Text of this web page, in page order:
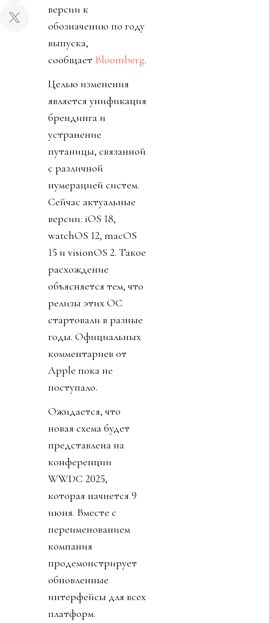
версии к
обозначению по году
выпуска,
сообщает Bloomberg.
Целью изменения
является унификация
брендинга и
устранение
путаницы, связанной
с различной
нумерацией систем.
Сейчас актуальные
версии: iOS 18,
watchOS 12, macOS
15 и visionOS 2. Такое
расхождение
объясняется тем, что
релизы этих ОС
стартовали в разные
годы. Официальных
комментариев от
Apple пока не
поступало.
Ожидается, что
новая схема будет
представлена на
конференции
WWDC 2025,
которая начнется 9
июня. Вместе с
переименованием
компания
продемонстрирует
обновленные
интерфейсы для всех
платформ.